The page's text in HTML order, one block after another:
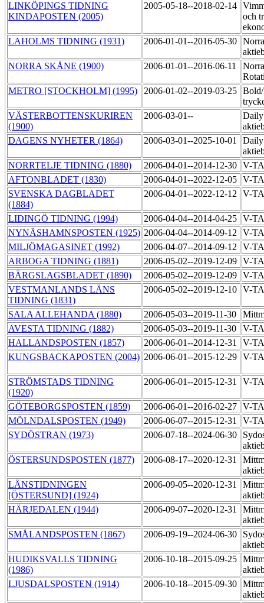
LINKÖPINGS TIDNING
KINDAPOSTEN (2005)
2005-05-18--2018-02-14
och
LAHOLMS TIDNING (1931)
2006-01-01--2016-05-30
NORRA SKÅNE (1900)
2006-01-01--2016-06-11
METRO [STOCKHOLM] (1995)
2006-01-02--2019-03-25
VÄSTERBOTTENSKURIREN
(1900)
2006-03-01--
DAGENS NYHETER (1864)
2006-03-01--2025-10-01
NORRTELJE TIDNING (1880)
2006-04-01--2014-12-30 V-
AFTONBLADET (1830)
2006-04-01--2022-12-05 V-
SVENSKA DAGBLADET
(1884)
2006-04-01--2022-12-12 V-
LIDINGÖ TIDNING (1994) 2006-04-04--2014-04-25 V-
NYNÄSHAMNSPOSTEN (1925) 2006-04-04--2014-09-12
V-
MILJÖMAGASINET (1992)
2006-04-07--2014-09-12
V-
ARBOGA TIDNING (1881)
2006-05-02--2019-12-09 V-
BÄRGSLAGSBLADET (1890)
2006-05-02--2019-12-09 V-
VESTMANLANDS LÄNS
TIDNING (1831)
2006-05-02--2019-12-10 V-
SALA ALLEHANDA (1880) 2006-05-03--2019-11-30
AVESTA TIDNING (1882)
2006-05-03--2019-11-30
V-
HALLANDSPOSTEN (1857)
2006-06-01--2014-12-31
V-
KUNGSBACKAPOSTEN (2004) 2006-06-01--2015-12-29 V-
STRÖMSTADS TIDNING
(1920)
2006-06-01--2015-12-31 V-
GÖTEBORGSPOSTEN (1859) 2006-06-01--2016-02-27 V-
MÖLNDALSPOSTEN (1949)
2006-06-07--2015-12-31
V-
SYDÖSTRAN (1973)
2006-07-18--2024-06-30
ÖSTERSUNDSPOSTEN (1877)
2006-08-17--2020-12-31
LÄNSTIDNINGEN
[ÖSTERSUND] (1924)
2006-09-05--2020-12-31
HÄRJEDALEN (1944)
2006-09-07--2020-12-31
SMÅLANDSPOSTEN (1867)
2006-09-19--2024-06-30
HUDIKSVALLS TIDNING
(1986)
2006-10-18--2015-09-25
LJUSDALSPOSTEN (1914)
2006-10-18--2015-09-30